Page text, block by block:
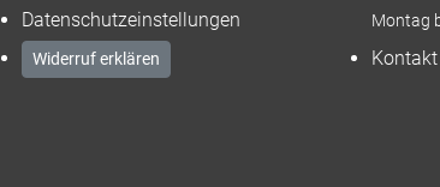
Datenschutzeinstellungen
Widerruf erklären
Montag
Kontakt